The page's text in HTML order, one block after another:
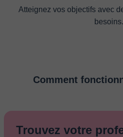
Atteignez vos objectifs avec
besoins.
Comment
Trouvez votre